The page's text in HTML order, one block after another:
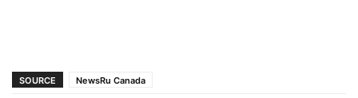
SOURCE NewsRu Canada